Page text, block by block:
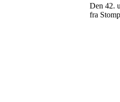
Den 42.
fra